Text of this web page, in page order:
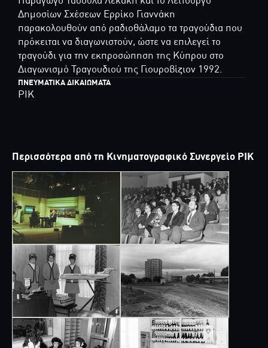
Δημοσίων Σχέσεων Ερρίκο Γιαννάκη
παρακολουθούν από ραδιοθάλαμο τα τραγούδια που
πρόκειται να διαγωνιστούν, ώστε να επιλεγεί το
τραγούδι για την εκπροσώπηση της Κύπρου στο
Διαγωνισμό Τραγουδιού της Γιουροβίζιον 1992.
ΠΝΕΥΜΑΤΙΚΆ ΔΙΚΑΙΏΜΑΤΑ
ΡΙΚ
Περισσότερα από τη Κινηματογραφικό Συνεργείο ΡΙΚ